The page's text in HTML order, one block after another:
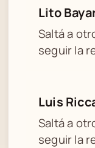
Lito
Saltá a
seguir la
Luis
Saltá a
seguir la